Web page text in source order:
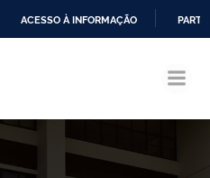
CONTEÚDO
ACESSO À INFORMAÇÃO